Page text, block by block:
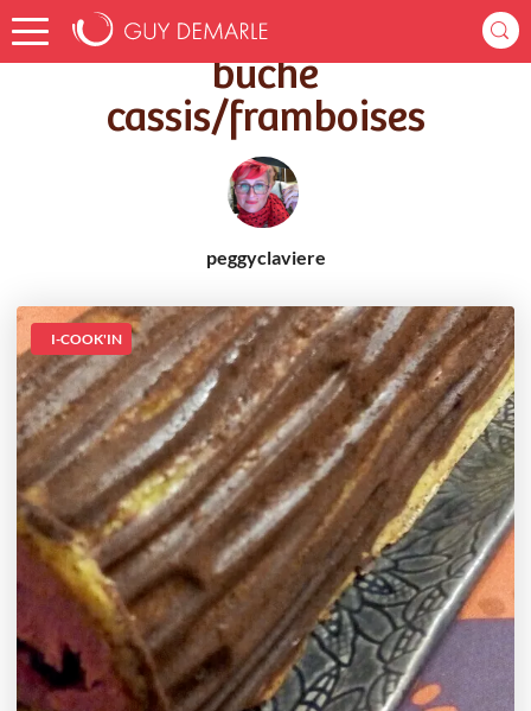
Accueil Recettes buche cassis/framboises
buche
cassis/framboises
peggyclaviere
I-COOK'IN